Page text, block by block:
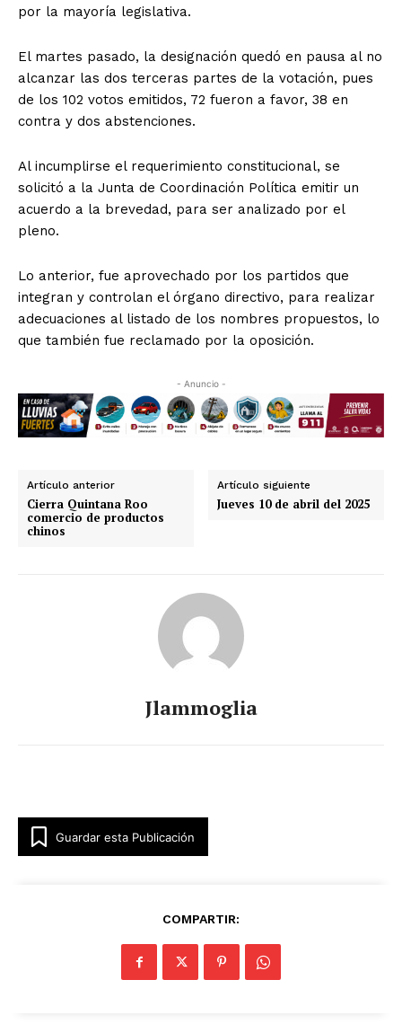
por la mayoría legislativa.
El martes pasado, la designación quedó en pausa al no
alcanzar las dos terceras partes de la votación, pues
de los 102 votos emitidos, 72 fueron a favor, 38 en
contra y dos abstenciones.
Al incumplirse el requerimiento constitucional, se
solicitó a la Junta de Coordinación Política emitir un
acuerdo a la brevedad, para ser analizado por el
pleno.
Lo anterior, fue aprovechado por los partidos que
integran y controlan el órgano directivo, para realizar
adecuaciones al listado de los nombres propuestos, lo
que también fue reclamado por la oposición.
- Anuncio -
Artículo anterior
Cierra Quintana Roo
comercio de productos
chinos
Artículo siguiente
Jueves 10 de abril del 2025
Jlammoglia
Guardar esta Publicación
COMPARTIR: